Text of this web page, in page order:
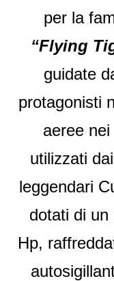
per la
“Flying
guidate
protagonisti
aeree
utilizzati
leggendari
dotati di un
Hp,